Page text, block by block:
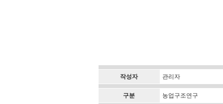
작성자 관리자
구분 농업구조연구